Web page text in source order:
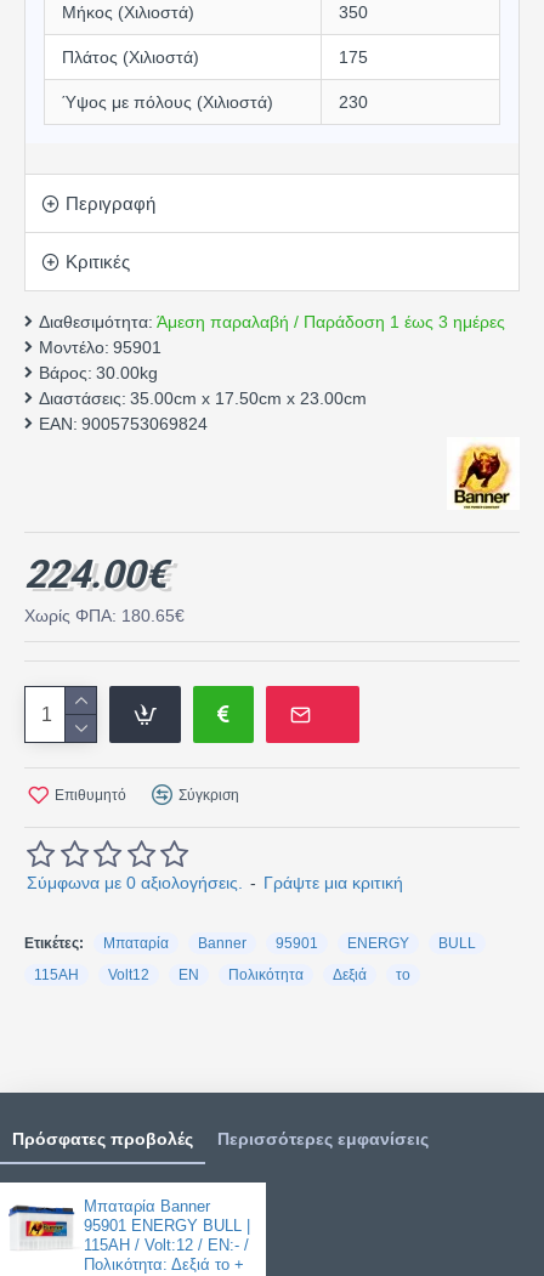
Μήκος (Χιλιοστά) 350
Πλάτος (Χιλιοστά) 175
Ύψος με πόλους (Χιλιοστά) 230
Περιγραφή
Κριτικές
Διαθεσιμότητα: Άμεση παραλαβή / Παράδοση 1 έως 3 ημέρες
Μοντέλο: 95901
Βάρος: 30.00kg
Διαστάσεις: 35.00cm x 17.50cm x 23.00cm
EAN: 9005753069824
Σύμφωνα με 0 αξιολογήσεις. - Γράψτε μια κριτική
224.00€
Χωρίς ΦΠΑ: 180.65€
Επιθυμητό Σύγκριση
Ετικέτες: Μπαταρία Banner 95901 ENERGY
BULL
115AH
Volt12 EN Πολικότητα Δεξιά το
Πρόσφατες προβολές Περισσότερες εμφανίσεις
Μπαταρία Banner
95901 ENERGY BULL |
115AH / Volt:12 / EN:- /
Πολικότητα: Δεξιά το +